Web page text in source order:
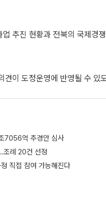
추진 현황과 전북의 국제경
견이 도정운영에 반영될 수 있
7056억 추경안 심사
조례 20건 선정
직접 참여 가능해진다